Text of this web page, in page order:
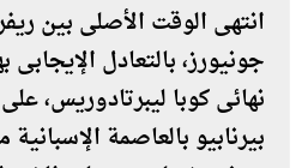
انتهى الوقت الأصلى بين
جونيورز، بالتعادل
نهائى كوبا ليبرتادوريس،
بيرنابيو بالعاصمة